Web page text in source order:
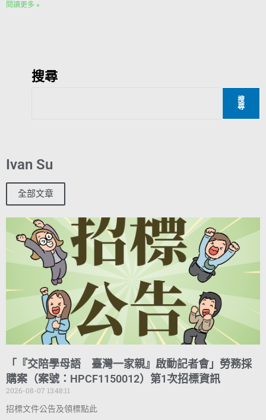
閱讀更多 »
搜尋
搜
尋
Ivan Su
全部文章
「『交陪學母語 臺灣一家親』啟動記者會」勞務採
購案（案號：HPCF1150012）第1次招標資訊
2026-08-07 13:48:11
招標文件公告及領標點此